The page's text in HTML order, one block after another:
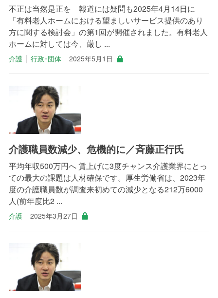
不正は当然是正を 報道には疑問も2025年4月14日に
「有料老人ホームにおける望ましいサービス提供のあり
方に関する検討会」の第1回が開催されました。有料老人
ホームに対しては今、厳し ...
介護│ 行政･団体 2025年5月1日
介護職員数減少、危機的に／斉藤正行氏
平均年収500万円へ 賃上げに3度チャンス介護業界にとっ
ての最大の課題は人材確保です。厚生労働省は、2023年
度の介護職員数が調査来初めての減少となる212万6000
人(前年度比2 ...
介護 2025年3月27日